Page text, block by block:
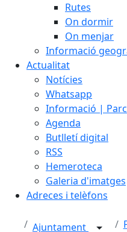
Rutes
On dormir
On menjar
Informació
Actualitat
Notícies
Whatsapp
Informació |
Agenda
Butlletí digital
RSS
Hemeroteca
Galeria d'imatges
Adreces i telèfons
Ajuntament